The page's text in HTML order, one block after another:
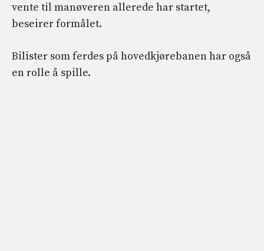
vente til manøveren allerede har startet,
beseirer formålet.
Bilister som ferdes på hovedkjørebanen har også
en rolle å spille.